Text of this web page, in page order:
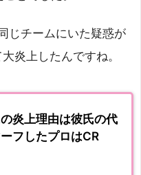
じチームにいた疑惑が
炎上したんですね。
炎上理由は彼氏の代
フしたプロはCR